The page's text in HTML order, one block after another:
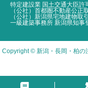
特定建設業 国土交通大臣
（公社）首都圏不動産公正
（公社）新潟県宅地建物
一級建築事務所 新潟県知事
Copyright © 新潟・長岡・柏の